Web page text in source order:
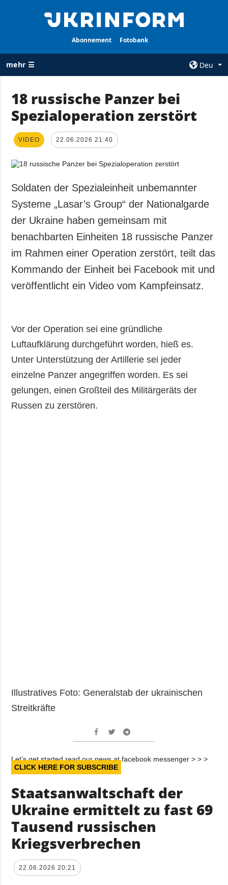
Abonnement Fotobank
mehr ☰
Deu
ALLE
Krieg
der Ukraine
Politik
Wirtschaft
Militär
Gesellschaft und
AGENTUR
services
Vertraulichkeit
und zum Schutz
personenbezogener
Daten
ZUSÄTZLICH
Veröffentlichungen
Interview
Fotos
Video
LEISTUNGEN
Abonnement
Fotobank
18 russische Panzer bei
Spezialoperation zerstört
VIDEO 22.06.2026 21:40
Soldaten der Spezialeinheit unbemannter
Systeme „Lasar’s Group“ der Nationalgarde
der Ukraine haben gemeinsam mit
benachbarten Einheiten 18 russische Panzer
im Rahmen einer Operation zerstört, teilt das
Kommando der Einheit bei Facebook mit und
veröffentlicht ein Video vom Kampfeinsatz.
Vor der Operation sei eine gründliche
Luftaufklärung durchgeführt worden, hieß es.
Unter Unterstützung der Artillerie sei jeder
einzelne Panzer angegriffen worden. Es sei
gelungen, einen Großteil des Militärgeräts der
Russen zu zerstören.
Illustratives Foto: Generalstab der ukrainischen
Streitkräfte
Let’s get started read our news at facebook messenger > > >
CLICK HERE FOR SUBSCRIBE
Staatsanwaltschaft der
Ukraine ermittelt zu fast 69
Tausend russischen
Kriegsverbrechen
22.06.2026 20:21